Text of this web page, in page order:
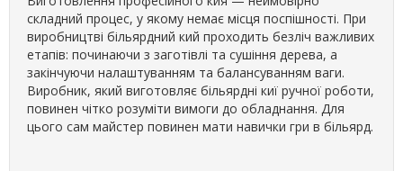
складний процес, у якому немає місця поспішності. При
виробництві більярдний кий проходить безліч важливих
етапів: починаючи з заготівлі та сушіння дерева, а
закінчуючи налаштуванням та балансуванням ваги.
Виробник, який виготовляє більярдні киї ручної роботи,
повинен чітко розуміти вимоги до обладнання. Для
цього сам майстер повинен мати навички гри в більярд.